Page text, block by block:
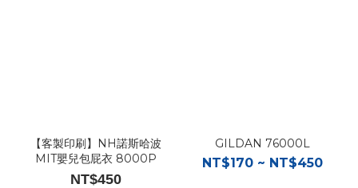
【客製印刷】NH諾斯哈波
MIT嬰兒包屁衣 8000P
NT$450
GILDAN 76000L
NT$170 ~ NT$450